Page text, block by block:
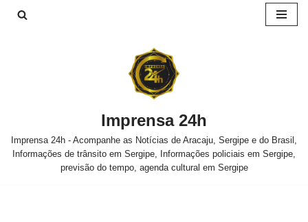
Imprensa 24h
Imprensa 24h - Acompanhe as Notícias de Aracaju, Sergipe e do Brasil,
Informações de trânsito em Sergipe, Informações policiais em Sergipe,
previsão do tempo, agenda cultural em Sergipe